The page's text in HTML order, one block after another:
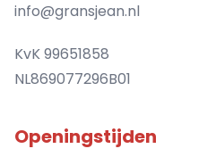
info@gransjean.nl
KvK 99651858
NL869077296B01
Openingstijden